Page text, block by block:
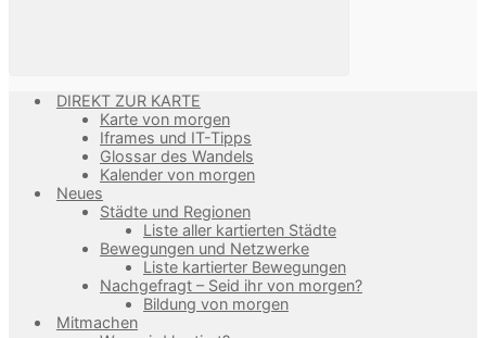
DIREKT ZUR KARTE
Karte von morgen
Iframes und IT-Tipps
Glossar des Wandels
Kalender von morgen
Neues
Städte und Regionen
Liste aller kartierten Städte
Bewegungen und Netzwerke
Liste kartierter Bewegungen
Nachgefragt – Seid ihr von morgen?
Bildung von morgen
Mitmachen